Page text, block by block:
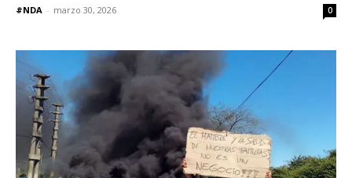
#NDA - marzo 30, 2026 0